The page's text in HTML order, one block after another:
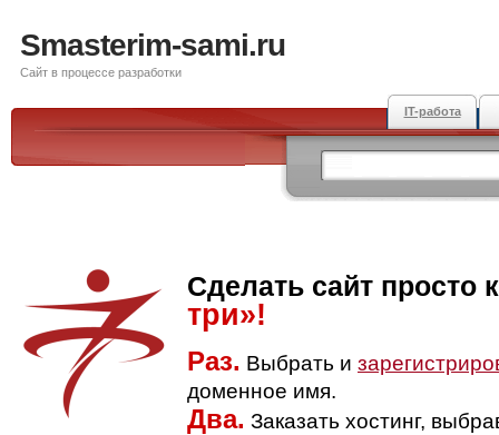
Smasterim-sami.ru
Сайт в процессе разработки
IT-работа
Сделать сайт просто
три»!
Раз. Выбрать и
доменное имя.
Два. Заказать хостинг,